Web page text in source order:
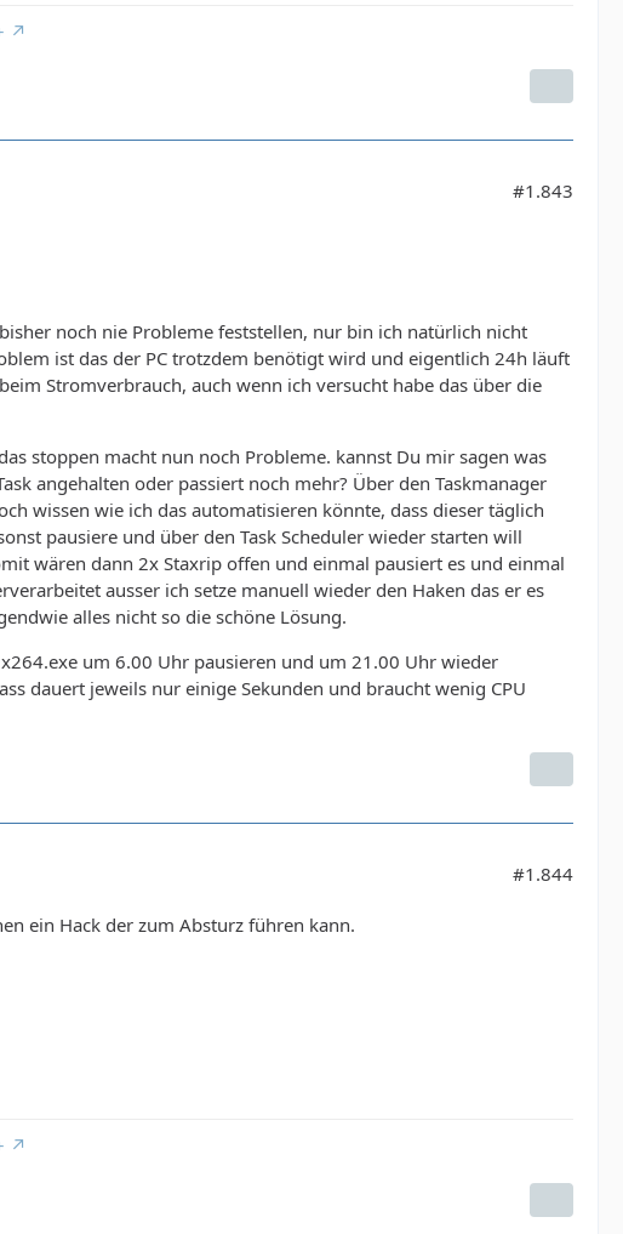
#1.843
noch nie Probleme feststellen, nur bin ich natürlich nicht
ist das der PC trotzdem benötigt wird und eigentlich 24h läuft
Stromverbrauch, auch wenn ich versucht habe das über die
stoppen macht nun noch Probleme. kannst Du mir sagen was
angehalten oder passiert noch mehr? Über den Taskmanager
wissen wie ich das automatisieren könnte, dass dieser täglich
pausiere und über den Task Scheduler wieder starten will
wären dann 2x Staxrip offen und einmal pausiert es und einmal
ausser ich setze manuell wieder den Haken das er es
alles nicht so die schöne Lösung.
um 6.00 Uhr pausieren und um 21.00 Uhr wieder
dauert jeweils nur einige Sekunden und braucht wenig CPU
#1.844
ein Hack der zum Absturz führen kann.